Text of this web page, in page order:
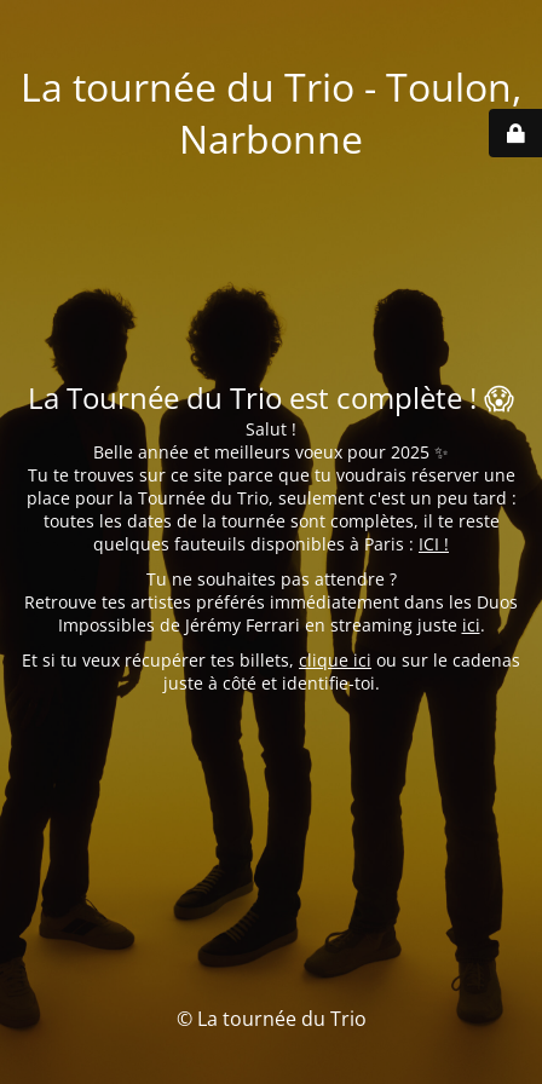
La tournée du Trio - Toulon,
Narbonne
La Tournée du Trio est complète ! 😱
Salut !
Belle année et meilleurs voeux pour 2025 ✨
Tu te trouves sur ce site parce que tu voudrais réserver une
place pour la Tournée du Trio, seulement c'est un peu tard :
toutes les dates de la tournée sont complètes, il te reste
quelques fauteuils disponibles à Paris : ICI !
Tu ne souhaites pas attendre ?
Retrouve tes artistes préférés immédiatement dans les Duos
Impossibles de Jérémy Ferrari en streaming juste ici.
Et si tu veux récupérer tes billets, clique ici ou sur le cadenas
juste à côté et identifie-toi.
© La tournée du Trio